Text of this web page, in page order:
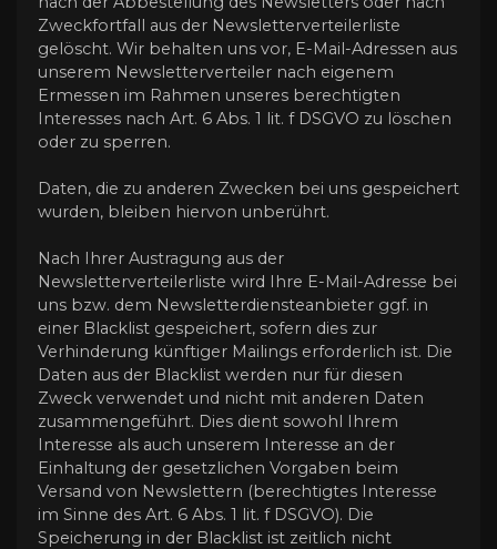
Zweckfortfall aus der Newsletterverteilerliste
gelöscht. Wir behalten uns vor, E-Mail-Adressen aus
unserem Newsletterverteiler nach eigenem
Ermessen im Rahmen unseres berechtigten
Interesses nach Art. 6 Abs. 1 lit. f DSGVO zu löschen
oder zu sperren.
Daten, die zu anderen Zwecken bei uns gespeichert
wurden, bleiben hiervon unberührt.
Nach Ihrer Austragung aus der
Newsletterverteilerliste wird Ihre E-Mail-Adresse bei
uns bzw. dem Newsletterdiensteanbieter ggf. in
einer Blacklist gespeichert, sofern dies zur
Verhinderung künftiger Mailings erforderlich ist. Die
Daten aus der Blacklist werden nur für diesen
Zweck verwendet und nicht mit anderen Daten
zusammengeführt. Dies dient sowohl Ihrem
Interesse als auch unserem Interesse an der
Einhaltung der gesetzlichen Vorgaben beim
Versand von Newslettern (berechtigtes Interesse
im Sinne des Art. 6 Abs. 1 lit. f DSGVO). Die
Speicherung in der Blacklist ist zeitlich nicht